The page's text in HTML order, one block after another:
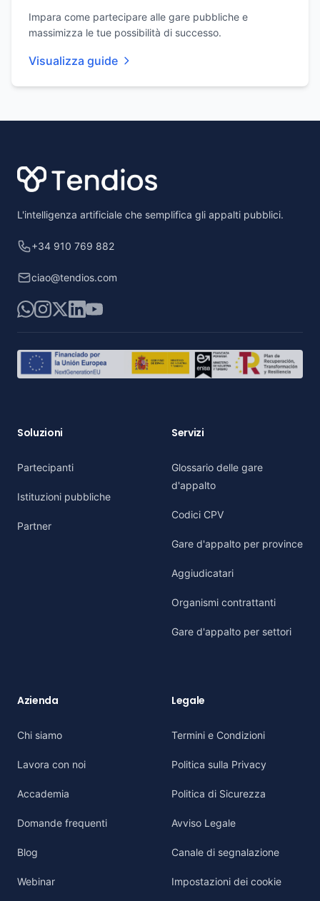
Impara come partecipare alle gare pubbliche e
massimizza le tue possibilità di successo.
Visualizza guide
L'intelligenza artificiale che semplifica gli appalti pubblici.
+34 910 769 882
ciao@tendios.com
WhatsApp
Instagram
X LinkedIn
YouTube
Soluzioni
Partecipanti
Istituzioni pubbliche
Partner
Servizi
Glossario delle gare
d'appalto
Codici CPV
Gare d'appalto per province
Aggiudicatari
Organismi contrattanti
Gare d'appalto per settori
Azienda
Chi siamo
Lavora con noi
Accademia
Domande frequenti
Blog
Webinar
Legale
Termini e Condizioni
Politica sulla Privacy
Politica di Sicurezza
Avviso Legale
Canale di segnalazione
Impostazioni dei cookie